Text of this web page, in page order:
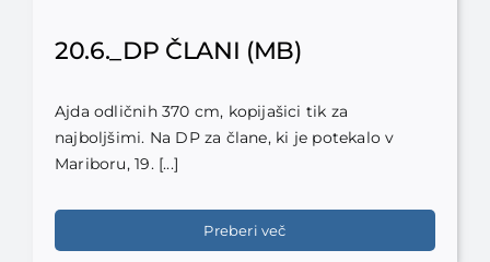
20.6._DP ČLANI (MB)
Ajda odličnih 370 cm, kopijašici tik za
najboljšimi. Na DP za člane, ki je potekalo v
Mariboru, 19. [...]
Preberi več